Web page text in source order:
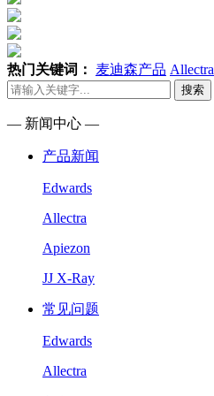
热门关键词： 麦迪森产品 Allectra
搜索
— 新闻中心 —
产品新闻
Edwards
Allectra
Apiezon
JJ X-Ray
常见问题
Edwards
Allectra